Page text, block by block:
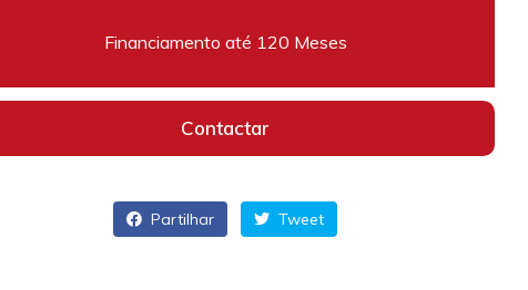
Financiamento até 120 Meses
Contactar
Partilhar Tweet